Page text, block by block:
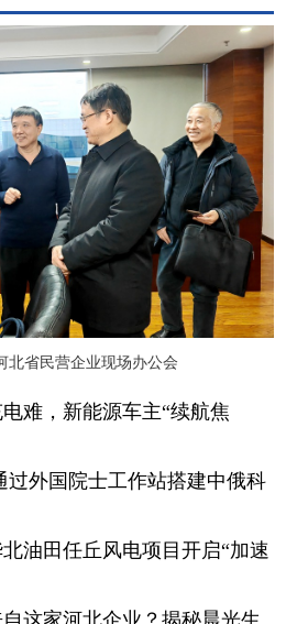
北省民营企业现场办公会
难，新能源车主“续航焦
过外国院士工作站搭建中俄科
油田任丘风电项目开启“加速
这家河北企业？揭秘晨光生